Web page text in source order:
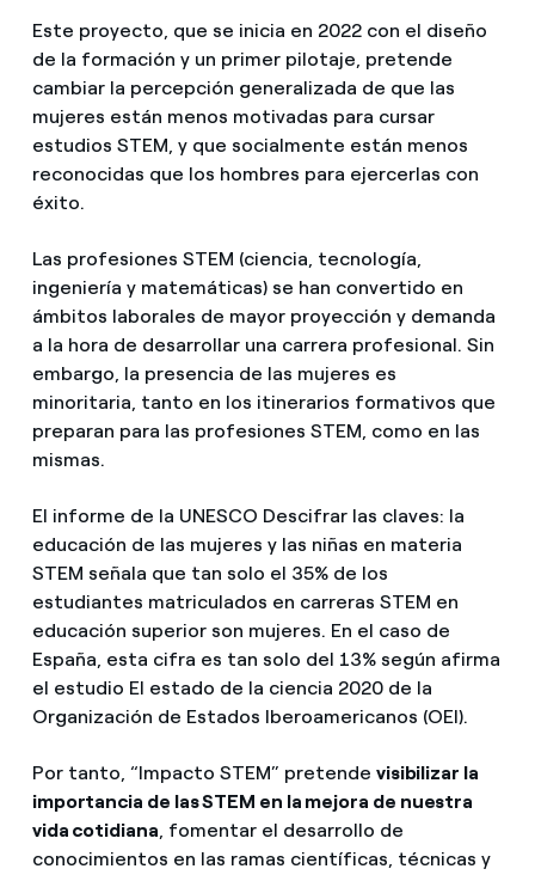
Este proyecto, que se inicia en 2022 con el diseño
de la formación y un primer pilotaje, pretende
cambiar la percepción generalizada de que las
mujeres están menos motivadas para cursar
estudios STEM, y que socialmente están menos
reconocidas que los hombres para ejercerlas con
éxito.
Las profesiones STEM (ciencia, tecnología,
ingeniería y matemáticas) se han convertido en
ámbitos laborales de mayor proyección y demanda
a la hora de desarrollar una carrera profesional. Sin
embargo, la presencia de las mujeres es
minoritaria, tanto en los itinerarios formativos que
preparan para las profesiones STEM, como en las
mismas.
El informe de la UNESCO Descifrar las claves: la
educación de las mujeres y las niñas en materia
STEM señala que tan solo el 35% de los
estudiantes matriculados en carreras STEM en
educación superior son mujeres. En el caso de
España, esta cifra es tan solo del 13% según afirma
el estudio El estado de la ciencia 2020 de la
Organización de Estados Iberoamericanos (OEI).
Por tanto, “Impacto STEM” pretende visibilizar la
importancia de las STEM en la mejora de nuestra
vida cotidiana, fomentar el desarrollo de
conocimientos en las ramas científicas, técnicas y